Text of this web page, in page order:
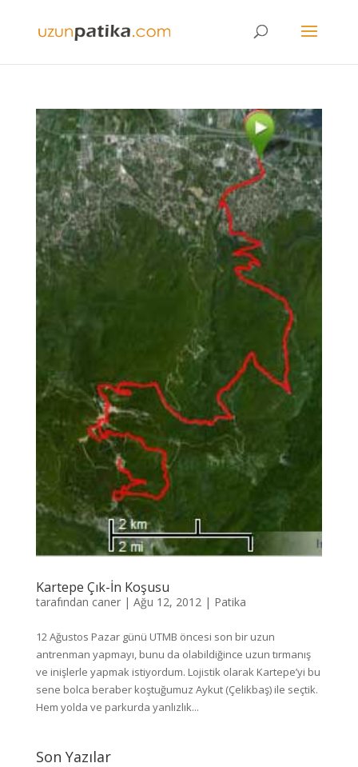
Kartepe Çık-İn Koşusu
tarafından caner| Ağu 12, 2012 | Patika
12 Ağustos Pazar günü UTMB öncesi son bir uzun
antrenman yapmayı, bunu da olabildiğince uzun tırmanış
ve inişlerle yapmak istiyordum. Lojistik olarak Kartepe’yi bu
sene bolca beraber koştuğumuz Aykut (Çelikbaş) ile seçtik.
Hem yolda ve parkurda yanlızlık...
Son Yazılar